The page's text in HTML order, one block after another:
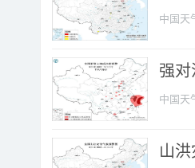
中国天
强对
中国天
山